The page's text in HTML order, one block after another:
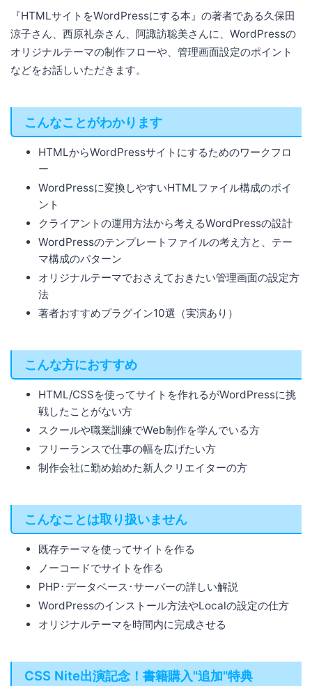
『HTMLサイトをWordPressにする本』の著者である久保田
涼子さん、西原礼奈さん、阿諏訪聡美さんに、WordPressの
オリジナルテーマの制作フローや、管理画面設定のポイント
などをお話しいただきます。
こんなことがわかります
HTMLからWordPressサイトにするためのワークフロ
ー
WordPressに変換しやすいHTMLファイル構成のポイ
ント
クライアントの運用方法から考えるWordPressの設計
WordPressのテンプレートファイルの考え方と、テー
マ構成のパターン
オリジナルテーマでおさえておきたい管理画面の設定方
法
著者おすすめプラグイン10選（実演あり）
こんな方におすすめ
HTML/CSSを使ってサイトを作れるがWordPressに挑
戦したことがない方
スクールや職業訓練でWeb制作を学んでいる方
フリーランスで仕事の幅を広げたい方
制作会社に勤め始めた新人クリエイターの方
こんなことは取り扱いません
既存テーマを使ってサイトを作る
ノーコードでサイトを作る
PHP･データベース･サーバーの詳しい解説
WordPressのインストール方法やLocalの設定の仕方
オリジナルテーマを時間内に完成させる
CSS Nite出演記念！書籍購入"追加"特典